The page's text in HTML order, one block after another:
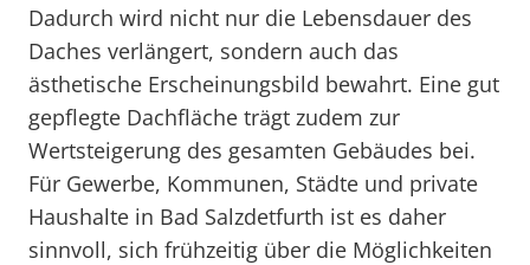
Dadurch wird nicht nur die Lebensdauer des
Daches verlängert, sondern auch das
ästhetische Erscheinungsbild bewahrt. Eine gut
gepflegte Dachfläche trägt zudem zur
Wertsteigerung des gesamten Gebäudes bei.
Für Gewerbe, Kommunen, Städte und private
Haushalte in Bad Salzdetfurth ist es daher
sinnvoll, sich frühzeitig über die Möglichkeiten